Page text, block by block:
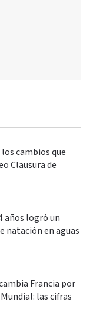
cambios que
Clausura de
años logró un
natación en aguas
Francia por
las cifras